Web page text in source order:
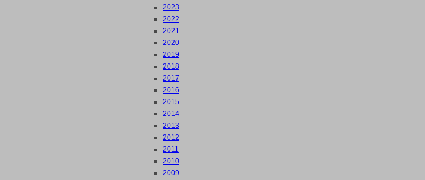
2023
2022
2021
2020
2019
2018
2017
2016
2015
2014
2013
2012
2011
2010
2009